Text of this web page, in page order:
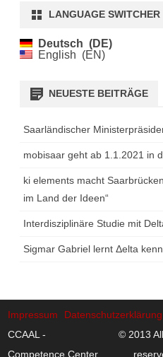
LANGUAGE SWITCHER
Deutsch
DE
English
EN
NEUESTE BEITRÄGE
Saarländischer
mobisaar geht ab 1.1.2021 in
ki elements macht
im Land der Ideen“
Interdisziplinäre Studie mit
Sigmar Gabriel lernt Δelta
Impressum Datenschutzerklärung
CCAAL -
Competence Center
© 2013